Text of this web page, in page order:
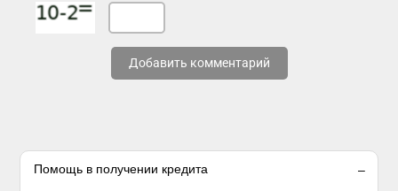
Добавить комментарий
Помощь в получении кредита